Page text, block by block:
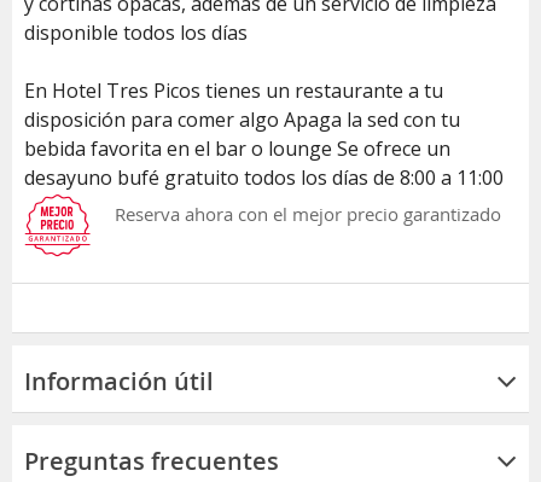
disponible todos los días
En Hotel Tres Picos tienes un restaurante a tu
disposición para comer algo Apaga la sed con tu
bebida favorita en el bar o lounge Se ofrece un
desayuno bufé gratuito todos los días de 8:00 a 11:00
Reserva ahora con el mejor precio garantizado
Información útil
Preguntas frecuentes